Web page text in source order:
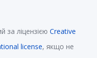
за ліцензією Creative
license, якщо не